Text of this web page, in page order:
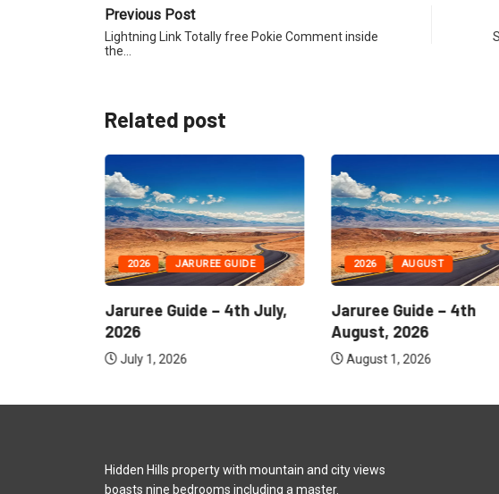
Previous Post
Lightning Link Totally free Pokie Comment inside
the…
Related post
2026 JARUREE GUIDE
Jaruree Guide – 4th July,
2026
July 1, 2026
2026 AUGUST
Jaruree Guide – 4th
August, 2026
August 1, 2026
Hidden Hills property with mountain and city views
boasts nine bedrooms including a master.